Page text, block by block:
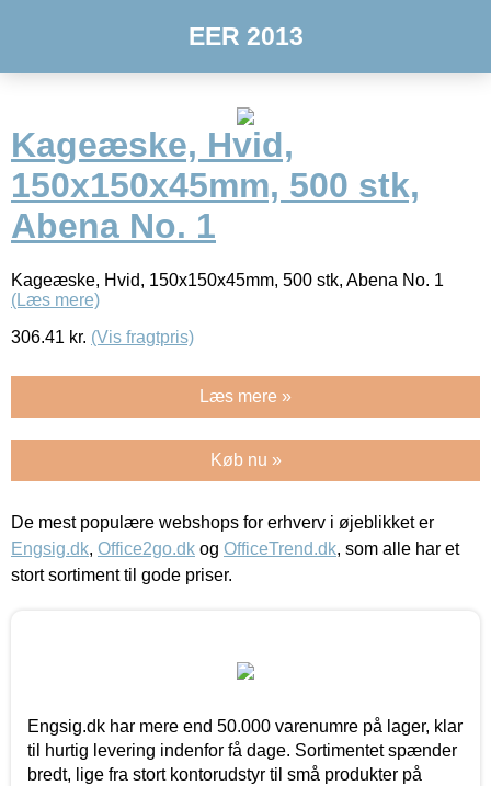
EER 2013
Kageæske, Hvid,
150x150x45mm, 500 stk,
Abena No. 1
Kageæske, Hvid, 150x150x45mm, 500 stk, Abena No. 1
(Læs mere)
306.41 kr. (Vis fragtpris)
Læs mere »
Køb nu »
De mest populære webshops for erhverv i øjeblikket er
Engsig.dk, Office2go.dk og OfficeTrend.dk, som alle har et
stort sortiment til gode priser.
Engsig.dk har mere end 50.000 varenumre på lager, klar
til hurtig levering indenfor få dage. Sortimentet spænder
bredt, lige fra stort kontorudstyr til små produkter på